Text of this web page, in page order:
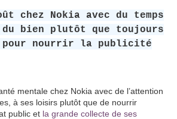
chez Nokia avec du temps
bien plutôt que toujours
pour nourrir la publicité
mentale chez Nokia avec de l’attention
à ses loisirs plutôt que de nourrir
public et la grande collecte de ses